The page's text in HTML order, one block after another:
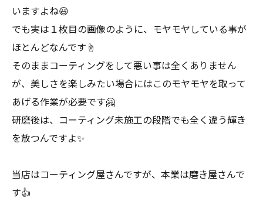
いますよね😃
でも実は１枚目の画像のように、モヤモヤしている事が
ほとんどなんです☝️
そのままコーティングをして悪い事は全くありません
が、美しさを楽しみたい場合にはこのモヤモヤを取って
あげる作業が必要です🤗
研磨後は、コーティング未施工の段階でも全く違う輝き
を放つんですよ✨
当店はコーティング屋さんですが、本業は磨き屋さんで
す👍